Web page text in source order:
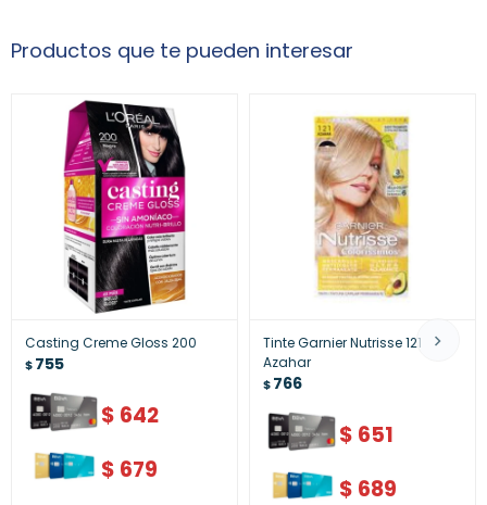
Productos que te pueden interesar
Casting Creme Gloss 200
$755
$ 642
$ 679
Tinte Garnier Nutrisse 121
Azahar
$766
$ 651
$ 689